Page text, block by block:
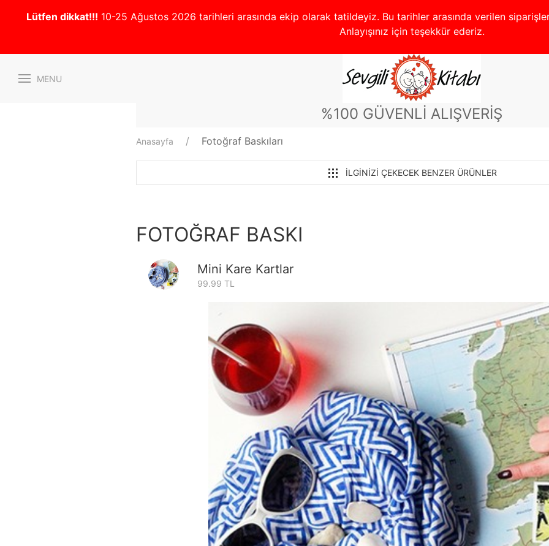
Lütfen dikkat!!! 10-25 Ağustos 2026 tarihleri arasında ekip olarak tatildeyiz. Bu tarihler arasında verilen
Anlayışınız için teşekkür ederiz.
MENU
%100 GÜVENLİ ALIŞVERİŞ
Anasayfa Fotoğraf Baskıları
İLGINIZI ÇEKECEK BENZER ÜRÜNLER
FOTOĞRAF BASKI
Mini Kare Kartlar
99.99 TL